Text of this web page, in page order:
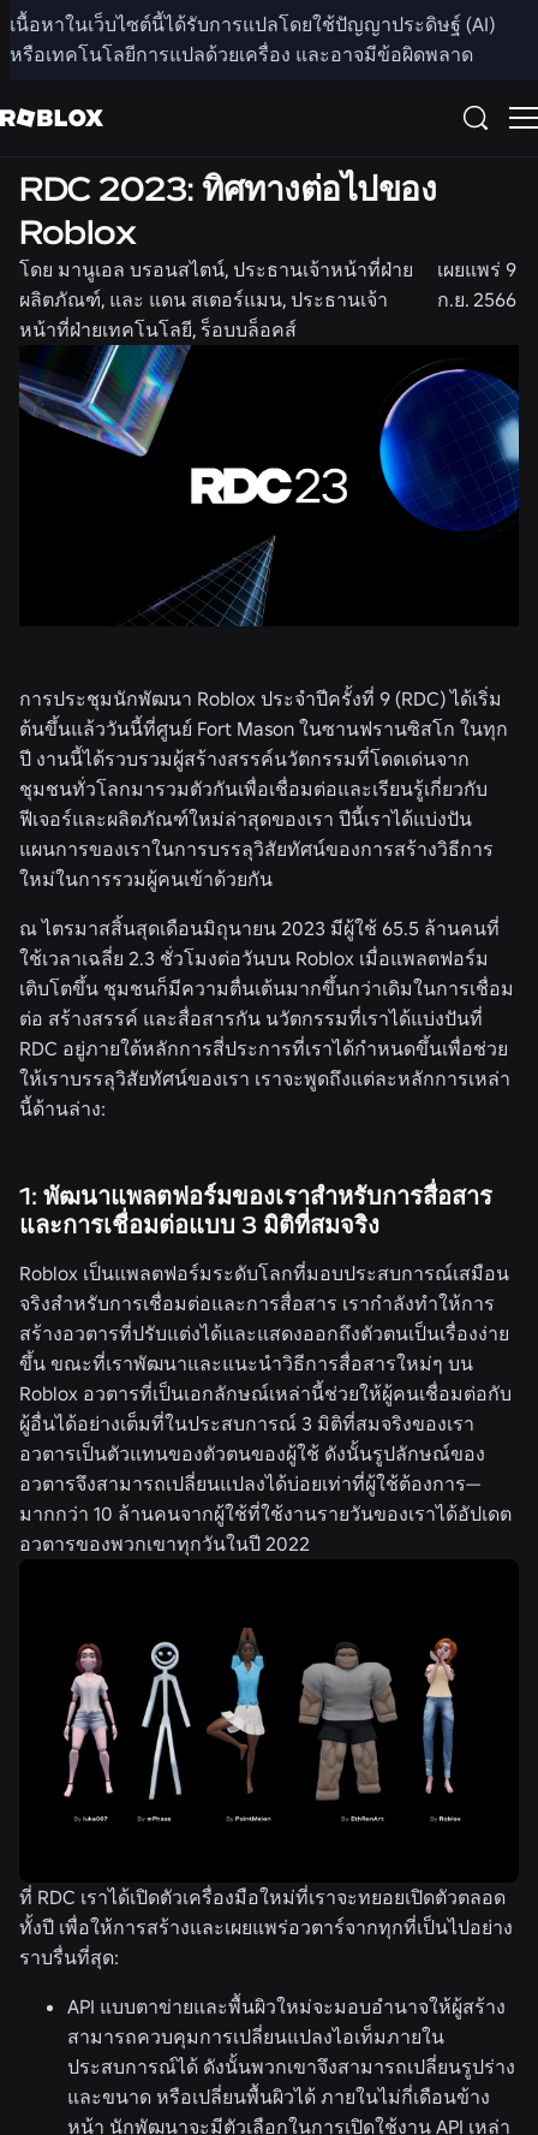
เนื้อหาในเว็บไซต์นี้ได้รับการแปลโดยใช้ปัญญาประดิษฐ์ (AI)
หรือเทคโนโลยีการแปลด้วยเครื่อง และอาจมีข้อผิดพลาด
แชร์
ชุมชน
RDC 2023: ทิศทางต่อไปของ
Roblox
โดย มานูเอล บรอนสไตน์, ประธานเจ้าหน้าที่ฝ่าย
ผลิตภัณฑ์, และ แดน สเตอร์แมน, ประธานเจ้า
หน้าที่ฝ่ายเทคโนโลยี, ร็อบบล็อคส์
เผยแพร่ 9
ก.ย. 2566
การประชุมนักพัฒนา Roblox ประจำปีครั้งที่ 9 (RDC) ได้เริ่ม
ต้นขึ้นแล้ววันนี้ที่ศูนย์ Fort Mason ในซานฟรานซิสโก ในทุก
ปี งานนี้ได้รวบรวมผู้สร้างสรรค์นวัตกรรมที่โดดเด่นจาก
ชุมชนทั่วโลกมารวมตัวกันเพื่อเชื่อมต่อและเรียนรู้เกี่ยวกับ
ฟีเจอร์และผลิตภัณฑ์ใหม่ล่าสุดของเรา ปีนี้เราได้แบ่งปัน
แผนการของเราในการบรรลุวิสัยทัศน์ของการสร้างวิธีการ
ใหม่ในการรวมผู้คนเข้าด้วยกัน
ณ ไตรมาสสิ้นสุดเดือนมิถุนายน 2023 มีผู้ใช้ 65.5 ล้านคนที่
ใช้เวลาเฉลี่ย 2.3 ชั่วโมงต่อวันบน Roblox เมื่อแพลตฟอร์ม
เติบโตขึ้น ชุมชนก็มีความตื่นเต้นมากขึ้นกว่าเดิมในการเชื่อม
ต่อ สร้างสรรค์ และสื่อสารกัน นวัตกรรมที่เราได้แบ่งปันที่
RDC อยู่ภายใต้หลักการสี่ประการที่เราได้กำหนดขึ้นเพื่อช่วย
ให้เราบรรลุวิสัยทัศน์ของเรา เราจะพูดถึงแต่ละหลักการเหล่า
นี้ด้านล่าง:
1: พัฒนาแพลตฟอร์มของเราสำหรับการสื่อสาร
และการเชื่อมต่อแบบ 3 มิติที่สมจริง
Roblox เป็นแพลตฟอร์มระดับโลกที่มอบประสบการณ์เสมือน
จริงสำหรับการเชื่อมต่อและการสื่อสาร เรากำลังทำให้การ
สร้างอวตารที่ปรับแต่งได้และแสดงออกถึงตัวตนเป็นเรื่องง่าย
ขึ้น ขณะที่เราพัฒนาและแนะนำวิธีการสื่อสารใหม่ๆ บน
Roblox อวตารที่เป็นเอกลักษณ์เหล่านี้ช่วยให้ผู้คนเชื่อมต่อกับ
ผู้อื่นได้อย่างเต็มที่ในประสบการณ์ 3 มิติที่สมจริงของเรา
อวตารเป็นตัวแทนของตัวตนของผู้ใช้ ดังนั้นรูปลักษณ์ของ
อวตารจึงสามารถเปลี่ยนแปลงได้บ่อยเท่าที่ผู้ใช้ต้องการ—
มากกว่า 10 ล้านคนจากผู้ใช้ที่ใช้งานรายวันของเราได้อัปเดต
อวตารของพวกเขาทุกวันในปี 2022
ที่ RDC เราได้เปิดตัวเครื่องมือใหม่ที่เราจะทยอยเปิดตัวตลอด
ทั้งปี เพื่อให้การสร้างและเผยแพร่อวตาร์จากทุกที่เป็นไปอย่าง
ราบรื่นที่สุด:
API แบบตาข่ายและพื้นผิวใหม่จะมอบอำนาจให้ผู้สร้าง
สามารถควบคุมการเปลี่ยนแปลงไอเท็มภายใน
ประสบการณ์ได้ ดังนั้นพวกเขาจึงสามารถเปลี่ยนรูปร่าง
และขนาด หรือเปลี่ยนพื้นผิวได้ ภายในไม่กี่เดือนข้าง
หน้า นักพัฒนาจะมีตัวเลือกในการเปิดใช้งาน API เหล่า